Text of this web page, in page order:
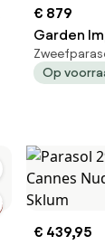
€ 879
Garden
teak look
Op
€ 439,95